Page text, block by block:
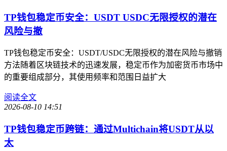
TP钱包稳定币安全：USDT USDC无限授权的潜在
风险与撤
TP钱包稳定币安全：USDT/USDC无限授权的潜在风险与撤销
方法随着区块链技术的迅速发展，稳定币作为加密货币市场中
的重要组成部分，其使用频率和范围日益扩大
阅读全文
2026-08-10 14:51
TP钱包稳定币跨链：通过Multichain将USDT从以
太